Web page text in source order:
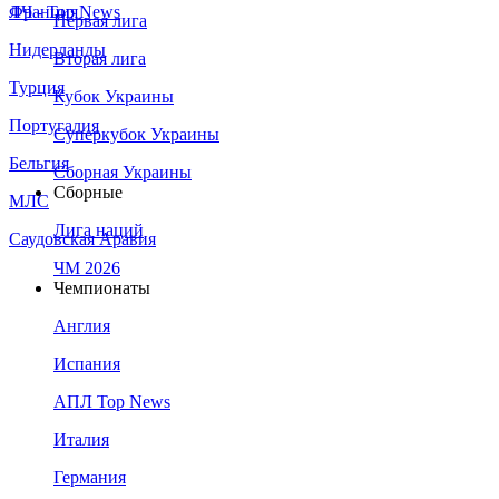
Франция
Нидерланды
Турция
Португалия
Бельгия
МЛС
Саудовская Аравия
ЛЧ - Top News
Первая лига
Вторая лига
Кубок Украины
Суперкубок Украины
Сборная Украины
Сборные
Лига наций
ЧМ 2026
Чемпионаты
Англия
Испания
АПЛ Top News
Италия
Германия